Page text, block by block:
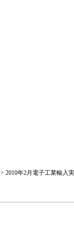
> 2010年2月電子工業輸入